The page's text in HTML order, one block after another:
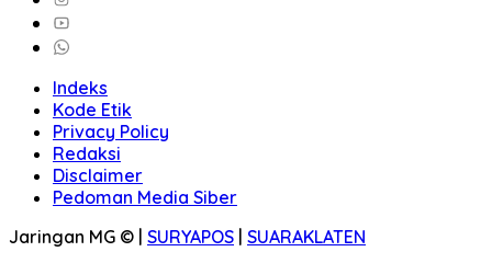
Indeks
Kode Etik
Privacy Policy
Redaksi
Disclaimer
Pedoman Media Siber
Jaringan MG © | SURYAPOS | SUARAKLATEN